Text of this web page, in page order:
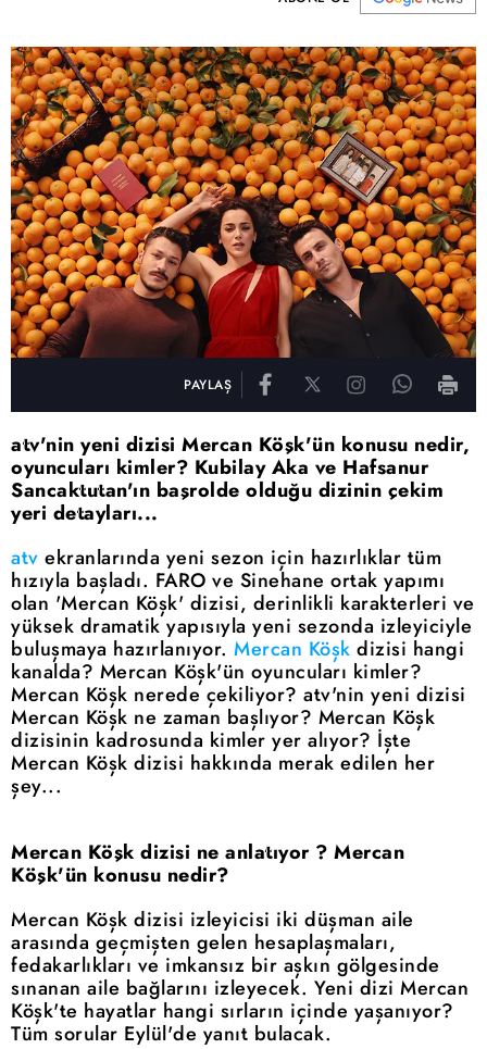
PAYLAŞ
atv'nin yeni dizisi Mercan Köşk'ün konusu nedir,
oyuncuları kimler? Kubilay Aka ve Hafsanur
Sancaktutan'ın başrolde olduğu dizinin çekim
yeri detayları...
atv ekranlarında yeni sezon için hazırlıklar tüm
hızıyla başladı. FARO ve Sinehane ortak yapımı
olan 'Mercan Köşk' dizisi, derinlikli karakterleri ve
yüksek dramatik yapısıyla yeni sezonda izleyiciyle
buluşmaya hazırlanıyor. Mercan Köşk dizisi hangi
kanalda? Mercan Köşk'ün oyuncuları kimler?
Mercan Köşk nerede çekiliyor? atv'nin yeni dizisi
Mercan Köşk ne zaman başlıyor? Mercan Köşk
dizisinin kadrosunda kimler yer alıyor? İşte
Mercan Köşk dizisi hakkında merak edilen her
şey...
Mercan Köşk dizisi ne anlatıyor ? Mercan
Köşk'ün konusu nedir?
Mercan Köşk dizisi izleyicisi iki düşman aile
arasında geçmişten gelen hesaplaşmaları,
fedakarlıkları ve imkansız bir aşkın gölgesinde
sınanan aile bağlarını izleyecek. Yeni dizi Mercan
Köşk'te hayatlar hangi sırların içinde yaşanıyor?
Tüm sorular Eylül'de yanıt bulacak.